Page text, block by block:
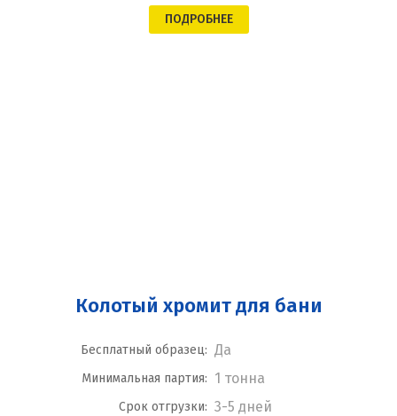
ПОДРОБНЕЕ
Колотый хромит для бани
Бесплатный образец: Да
Минимальная партия: 1 тонна
Срок отгрузки: 3-5 дней